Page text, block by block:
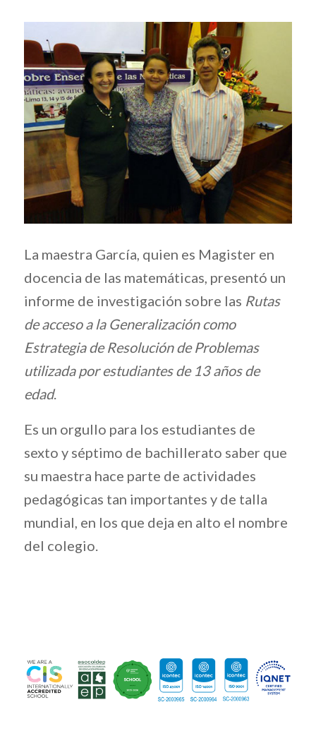
La maestra García, quien es Magister en
docencia de las matemáticas, presentó un
informe de investigación sobre las Rutas
de acceso a la Generalización como
Estrategia de Resolución de Problemas
utilizada por estudiantes de 13 años de
edad.
Es un orgullo para los estudiantes de
sexto y séptimo de bachillerato saber que
su maestra hace parte de actividades
pedagógicas tan importantes y de talla
mundial, en los que deja en alto el nombre
del colegio.